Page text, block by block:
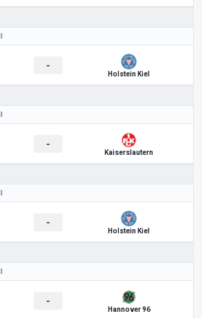
-
Holstein Kiel
-
Kaiserslautern
-
Holstein Kiel
-
Hannover 96